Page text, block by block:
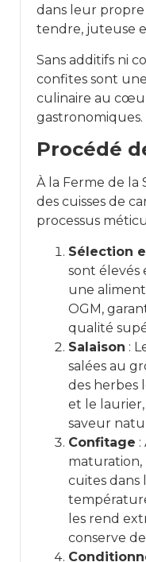
dans leur propre
tendre, juteuse
Sans additifs ni
confites sont
culinaire au
gastronomiques.
Procédé
À la Ferme de la
des cuisses de
processus
Sélection
sont élevés
une
OGM,
qualité
Salaison :
salées au
des herbes
et le
saveur
Confitage :
maturation,
cuites dans
les rend
conserve